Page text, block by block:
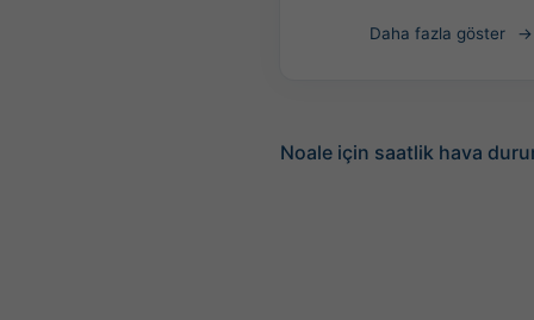
Daha fazla göster
Noale için saatlik hava